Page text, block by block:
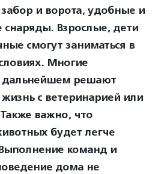
и ворота, удобные и
снаряды. Взрослые, дети
смогут заниматься в
Многие
дальнейшем решают
жизнь с ветеринарией или
важно, что
будет легче
команд и
дома не